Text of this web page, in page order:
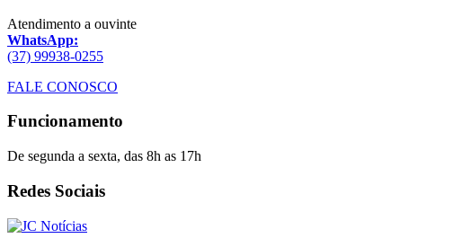
Atendimento a ouvinte
WhatsApp:
(37) 99938-0255
FALE CONOSCO
Funcionamento
De segunda a sexta, das 8h as 17h
Redes Sociais